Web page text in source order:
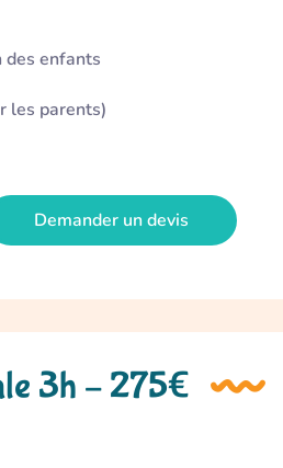
des enfants
les parents)
Demander un devis
3h – 275€